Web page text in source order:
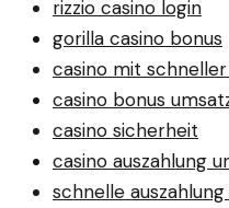
rizzio casino login
gorilla casino bonus
casino mit
casino bonus
casino sicherheit
casino auszahlung
schnelle